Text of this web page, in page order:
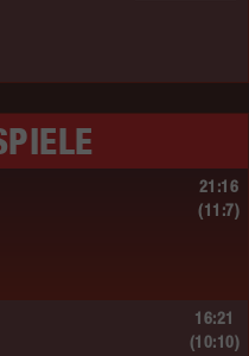
21:16
(11:7)
16:21
(10:10)